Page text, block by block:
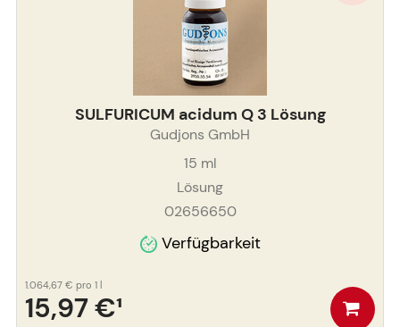
SULFURICUM acidum Q 3 Lösung
Gudjons GmbH
15 ml
Lösung
02656650
Verfügbarkeit
15,97 €¹
1.064,67 € pro 1 l